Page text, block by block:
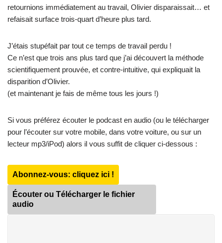
retournions immédiatement au travail, Olivier disparaissait… et
refaisait surface trois-quart d’heure plus tard.
J’étais stupéfait par tout ce temps de travail perdu !
Ce n’est que trois ans plus tard que j’ai découvert la méthode
scientifiquement prouvée, et contre-intuitive, qui expliquait la
disparition d’Olivier.
(et maintenant je fais de même tous les jours !)
Si vous préférez écouter le podcast en audio (ou le télécharger
pour l’écouter sur votre mobile, dans votre voiture, ou sur un
lecteur mp3/iPod) alors il vous suffit de cliquer ci-dessous :
Abonnez-vous: cliquez ici !
Écouter ou Télécharger le fichier
audio